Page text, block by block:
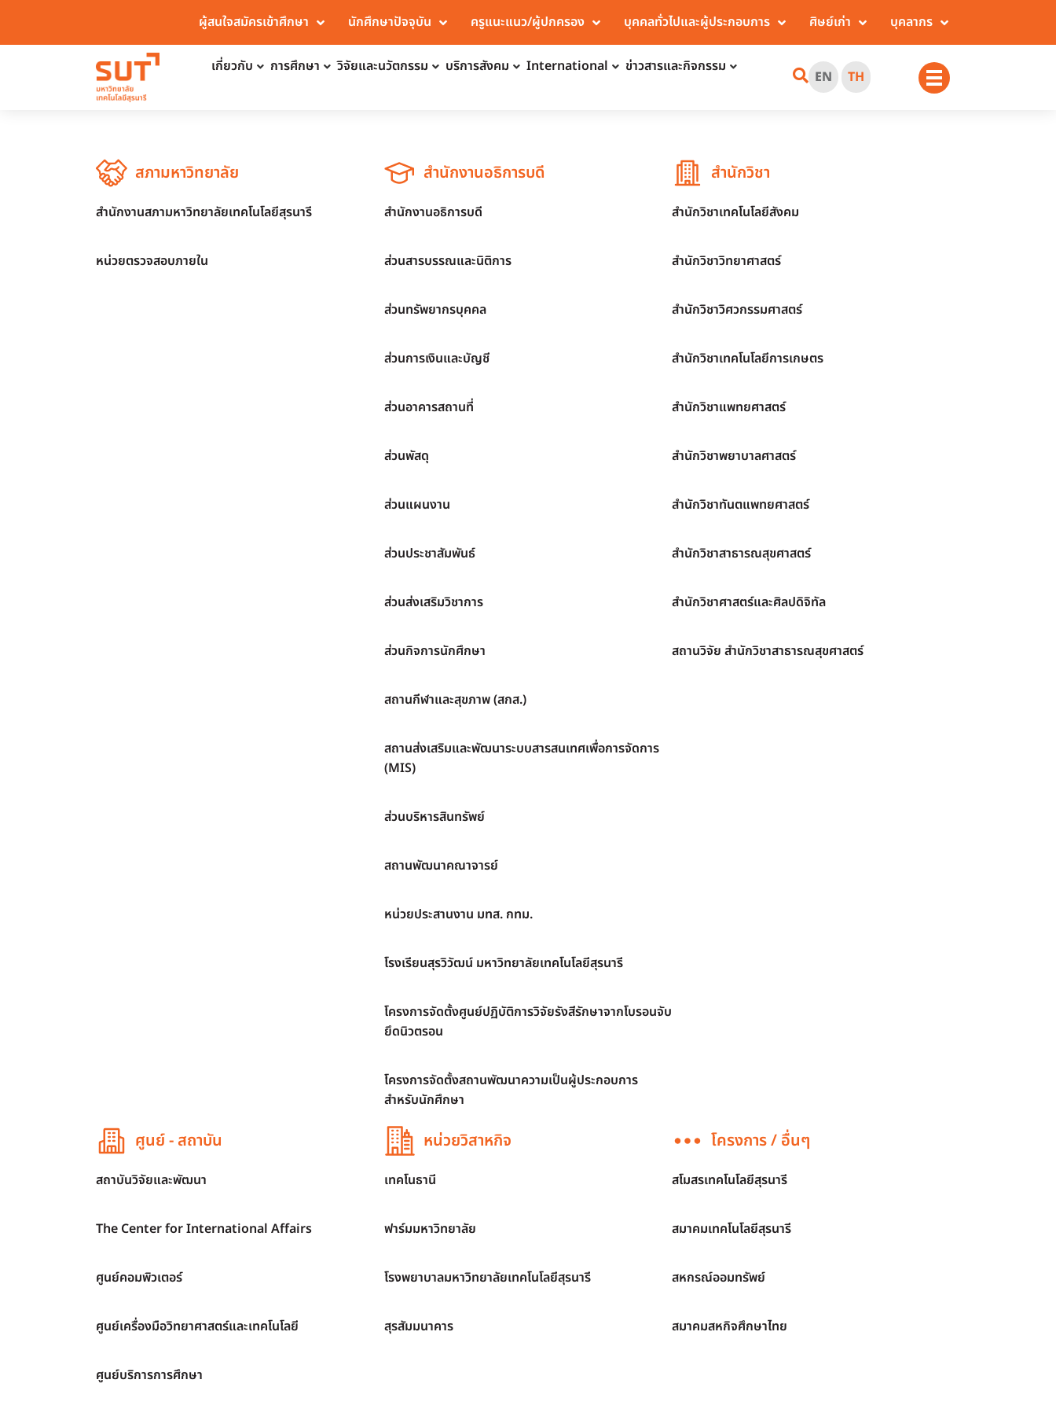
ผู้สนใจสมัครเข้าศึกษา นักศึกษาปัจจุบัน ครูแนะแนว/ผู้ปกครอง บุคคลทั่วไปและผู้ประกอบการ ศิษย์เก่า บุคลากร
เกี่ยวกับ การศึกษา วิจัยและนวัตกรรม บริการสังคม International ข่าวสารและกิจกรรม
EN TH
สภามหาวิทยาลัย
สำนักงานสภามหาวิทยาลัยเทคโนโลยีสุรนารี
หน่วยตรวจสอบภายใน
สำนักงานอธิการบดี
สำนักงานอธิการบดี
ส่วนสารบรรณและนิติการ
ส่วนทรัพยากรบุคคล
ส่วนการเงินและบัญชี
ส่วนอาคารสถานที่
ส่วนพัสดุ
ส่วนแผนงาน
ส่วนประชาสัมพันธ์
ส่วนส่งเสริมวิชาการ
ส่วนกิจการนักศึกษา
สถานกีฬาและสุขภาพ (สกส.)
สถานส่งเสริมและพัฒนาระบบสารสนเทศเพื่อการจัดการ
(MIS)
ส่วนบริหารสินทรัพย์
สถานพัฒนาคณาจารย์
หน่วยประสานงาน มทส. กทม.
โรงเรียนสุรวิวัฒน์ มหาวิทยาลัยเทคโนโลยีสุรนารี
โครงการจัดตั้งศูนย์ปฏิบัติการวิจัยรังสีรักษาจากโบรอนจับ
ยึดนิวตรอน
โครงการจัดตั้งสถานพัฒนาความเป็นผู้ประกอบการ
สำหรับนักศึกษา
สำนักวิชา
สำนักวิชาเทคโนโลยีสังคม
สำนักวิชาวิทยาศาสตร์
สำนักวิชาวิศวกรรมศาสตร์
สำนักวิชาเทคโนโลยีการเกษตร
สำนักวิชาแพทยศาสตร์
สำนักวิชาพยาบาลศาสตร์
สำนักวิชาทันตแพทยศาสตร์
สำนักวิชาสาธารณสุขศาสตร์
สำนักวิชาศาสตร์และศิลปดิจิทัล
สถานวิจัย สำนักวิชาสาธารณสุขศาสตร์
ศูนย์ - สถาบัน
สถาบันวิจัยและพัฒนา
The Center for International Affairs
ศูนย์คอมพิวเตอร์
ศูนย์เครื่องมือวิทยาศาสตร์และเทคโนโลยี
ศูนย์บริการการศึกษา
หน่วยวิสาหกิจ
เทคโนธานี
ฟาร์มมหาวิทยาลัย
โรงพยาบาลมหาวิทยาลัยเทคโนโลยีสุรนารี
สุรสัมมนาคาร
โครงการ / อื่นๆ
สโมสรเทคโนโลยีสุรนารี
สมาคมเทคโนโลยีสุรนารี
สหกรณ์ออมทรัพย์
สมาคมสหกิจศึกษาไทย